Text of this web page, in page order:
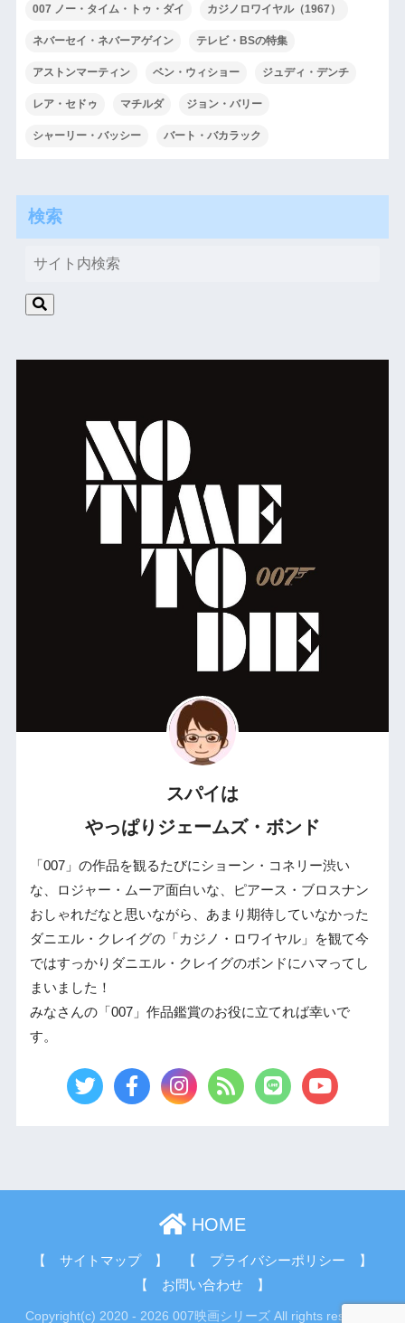
007 ノー・タイム・トゥ・ダイ カジノロワイヤル（1967）
ネバーセイ・ネバーアゲイン テレビ・BSの特集
アストンマーティン ベン・ウィショー ジュディ・デンチ
レア・セドゥ マチルダ ジョン・バリー
シャーリー・バッシー バート・バカラック
検索
スパイは
やっぱりジェームズ・ボンド
「007」の作品を観るたびにショーン・コネリー渋い
な、ロジャー・ムーア面白いな、ピアース・ブロスナン
おしゃれだなと思いながら、あまり期待していなかった
ダニエル・クレイグの「カジノ・ロワイヤル」を観て今
ではすっかりダニエル・クレイグのボンドにハマってし
まいました！
みなさんの「007」作品鑑賞のお役に立てれば幸いで
す。
HOME
【 サイトマップ 】
【 プライバシーポリシー 】
【 お問い合わせ 】
Copyright(c) 2020 - 2026 007映画シリーズ All rights reserved.